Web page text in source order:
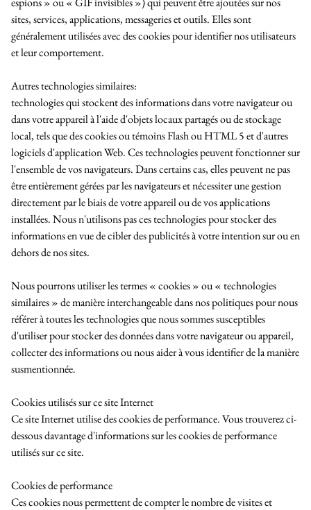
sites, services, applications, messageries et outils. Elles sont
généralement utilisées avec des cookies pour identifier nos utilisateurs
et leur comportement.
Autres technologies similaires:
technologies qui stockent des informations dans votre navigateur ou
dans votre appareil à l'aide d'objets locaux partagés ou de stockage
local, tels que des cookies ou témoins Flash ou HTML 5 et d'autres
logiciels d'application Web. Ces technologies peuvent fonctionner sur
l'ensemble de vos navigateurs. Dans certains cas, elles peuvent ne pas
être entièrement gérées par les navigateurs et nécessiter une gestion
directement par le biais de votre appareil ou de vos applications
installées. Nous n'utilisons pas ces technologies pour stocker des
informations en vue de cibler des publicités à votre intention sur ou en
dehors de nos sites.
Nous pourrons utiliser les termes « cookies » ou « technologies
similaires » de manière interchangeable dans nos politiques pour nous
référer à toutes les technologies que nous sommes susceptibles
d'utiliser pour stocker des données dans votre navigateur ou appareil,
collecter des informations ou nous aider à vous identifier de la manière
susmentionnée.
Cookies utilisés sur ce site Internet
Ce site Internet utilise des cookies de performance. Vous trouverez ci-
dessous davantage d'informations sur les cookies de performance
utilisés sur ce site.
Cookies de performance
Ces cookies nous permettent de compter le nombre de visites et